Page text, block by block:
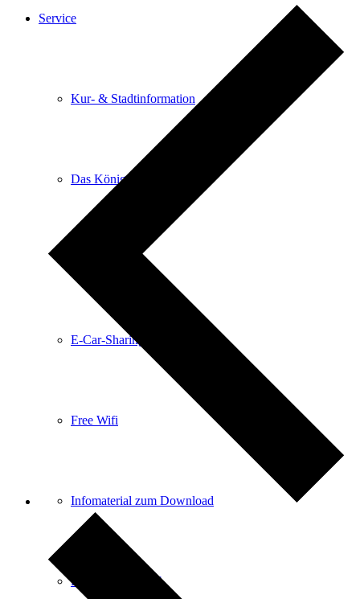
Service
Kur- & Stadtinformation
Das Königsteiner Lädchen
E-Car-Sharing
Free Wifi
Infomaterial zum Download
Kartenvorverkauf